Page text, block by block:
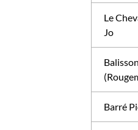
Le
Jo
Barré